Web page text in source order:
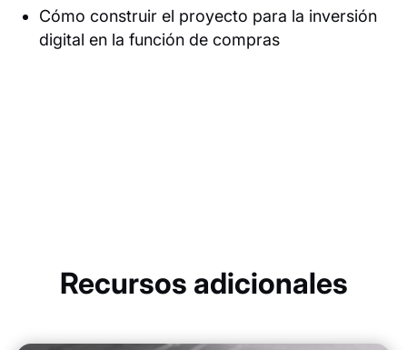
Cómo construir el proyecto para la inversión
digital en la función de compras
Recursos adicionales